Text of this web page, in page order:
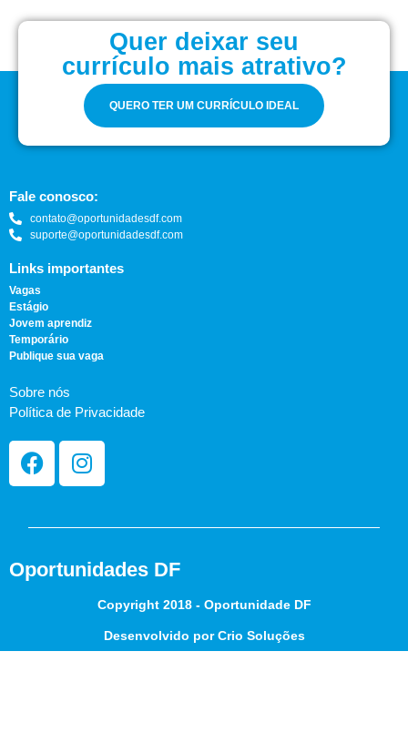
Quer deixar seu
currículo mais atrativo?
QUERO TER UM CURRÍCULO IDEAL
Fale conosco:
contato@oportunidadesdf.com
suporte@oportunidadesdf.com
Links importantes
Vagas
Estágio
Jovem aprendiz
Temporário
Publique sua vaga
Sobre nós
Política de Privacidade
Oportunidades DF
Copyright 2018 - Oportunidade DF
Desenvolvido por Crio Soluções